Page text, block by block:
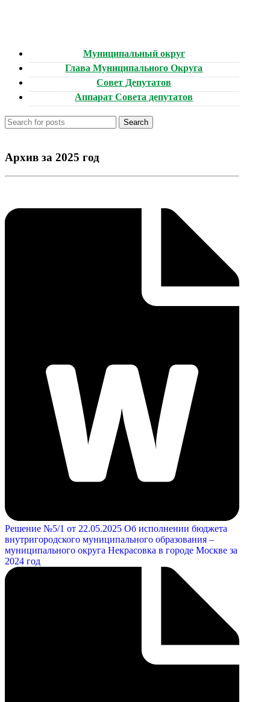
Муниципальный округ
Глава Муниципального Округа
Совет Депутатов
Аппарат Совета депутатов
Search
Архив за 2025 год
Решение №5/1 от 22.05.2025 Об исполнении бюджета
внутригородского муниципального образования –
муниципального округа Некрасовка в городе Москве за
2024 год